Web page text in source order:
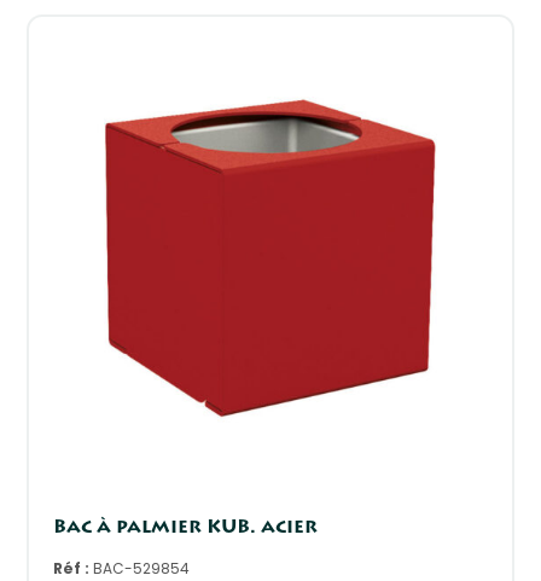
Bac à palmier KUB. acier
Réf :BAC-529854